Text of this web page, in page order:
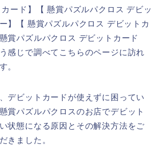
ード】【 懸賞パズルパクロス デビッ
】【 懸賞パズルパクロス デビットカ
賞パズルパクロス デビットカード
感じで調べてこちらのページに訪れ
。
デビットカードが使えずに困ってい
賞パズルパクロスのお店でデビット
状態になる原因とその解決方法をご
きました。